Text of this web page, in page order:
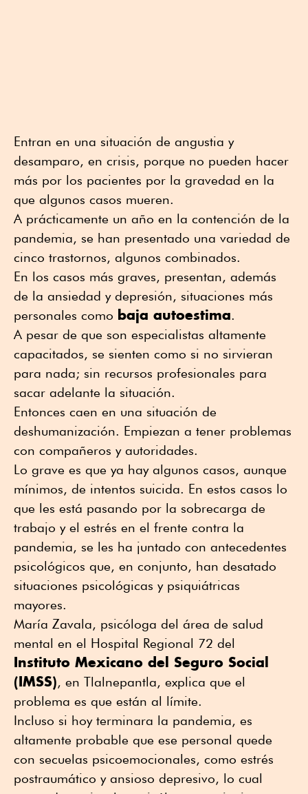
Entran en una situación de angustia y
desamparo, en crisis, porque no pueden hacer
más por los pacientes por la gravedad en la
que algunos casos mueren.
A prácticamente un año en la contención de la
pandemia, se han presentado una variedad de
cinco trastornos, algunos combinados.
En los casos más graves, presentan, además
de la ansiedad y depresión, situaciones más
personales como baja autoestima.
A pesar de que son especialistas altamente
capacitados, se sienten como si no sirvieran
para nada; sin recursos profesionales para
sacar adelante la situación.
Entonces caen en una situación de
deshumanización. Empiezan a tener problemas
con compañeros y autoridades.
Lo grave es que ya hay algunos casos, aunque
mínimos, de intentos suicida. En estos casos lo
que les está pasando por la sobrecarga de
trabajo y el estrés en el frente contra la
pandemia, se les ha juntado con antecedentes
psicológicos que, en conjunto, han desatado
situaciones psicológicas y psiquiátricas
mayores.
María Zavala, psicóloga del área de salud
mental en el Hospital Regional 72 del
Instituto Mexicano del Seguro Social
(IMSS), en Tlalnepantla, explica que el
problema es que están al límite.
Incluso si hoy terminara la pandemia, es
altamente probable que ese personal quede
con secuelas psicoemocionales, como estrés
postraumático y ansioso depresivo, lo cual